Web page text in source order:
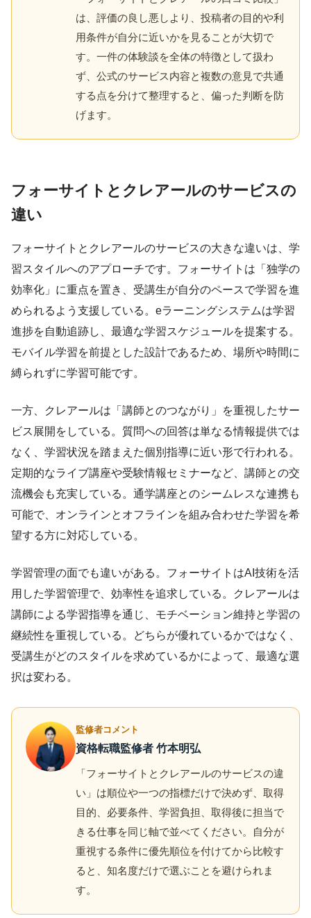
は、評価の良し悪しより、投稿者の目的や利
用条件が自分に近いかを見ることが大切で
す。一件の体験談を全体の特徴として扱わ
ず、公式のサービス内容と複数の意見で共通
する点を分けて整理すると、偏った判断を防
げます。
フォーサイトとクレアールのサービスの
違い
フォーサイトとクレアールのサービスの大きな違いは、学
習スタイルへのアプローチです。フォーサイトは「独学の
効率化」に重点を置き、受講生が自分のペースで学習を進
められるよう支援している。eラーニングシステムは学習
進捗を自動追跡し、最適な学習スケジュールを提案する。
モバイル学習を前提とした設計であるため、場所や時間に
縛られずに学習可能です。
一方、クレアールは「講師とのつながり」を重視したサー
ビス展開をしている。質問への回答は単なる情報提供では
なく、学習状況を踏まえた個別指導に近い形で行われる。
定期的なライブ講座や受験情報セミナーなど、講師との交
流機会も充実している。通学講座とのシームレスな連携も
可能で、オンラインとオフラインを組み合わせた学習を希
望する方に対応している。
学習管理の面でも違いがある。フォーサイトはAI技術を活
用した学習管理で、効率性を追求している。クレアールは
講師による学習指導を通じ、モチベーション維持と学習の
継続性を重視している。どちらが優れているかではなく、
受講生がどのスタイルを求めているかによって、最適な選
択は変わる。
監修者コメント
資格転職監修者 竹本明弘
「フォーサイトとクレアールのサービスの違
い」は順位や一つの指標だけで決めず、取得
目的、必要条件、学習負担、取得後に担当で
きる仕事を同じ軸で並べてください。自分が
重視する条件に優先順位を付けてから比較す
ると、知名度だけで選ぶことを避けられま
す。